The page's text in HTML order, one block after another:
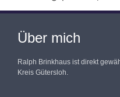
Über mich
Ralph Brinkhaus ist direkt
Kreis Gütersloh.